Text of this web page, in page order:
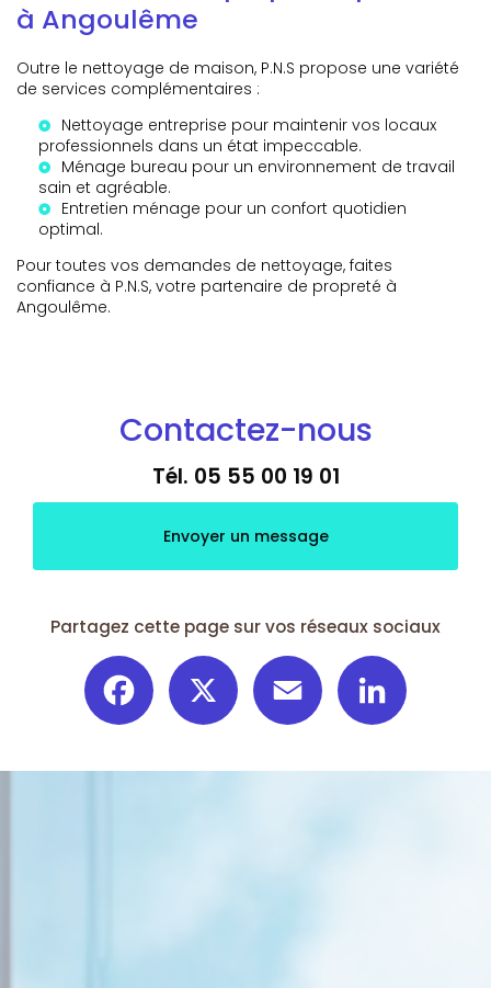
à Angoulême
Outre le nettoyage de maison, P.N.S propose une variété
de services complémentaires :
Nettoyage entreprise pour maintenir vos locaux
professionnels dans un état impeccable.
Ménage bureau pour un environnement de travail
sain et agréable.
Entretien ménage pour un confort quotidien
optimal.
Pour toutes vos demandes de nettoyage, faites
confiance à P.N.S, votre partenaire de propreté à
Angoulême.
Contactez-nous
Tél. 05 55 00 19 01
Envoyer un message
Partagez cette page sur vos réseaux sociaux
Facebook Email